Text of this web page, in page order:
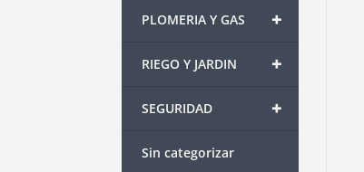
+
PLOMERIA Y GAS
+
RIEGO Y JARDIN
+
SEGURIDAD
Sin categorizar